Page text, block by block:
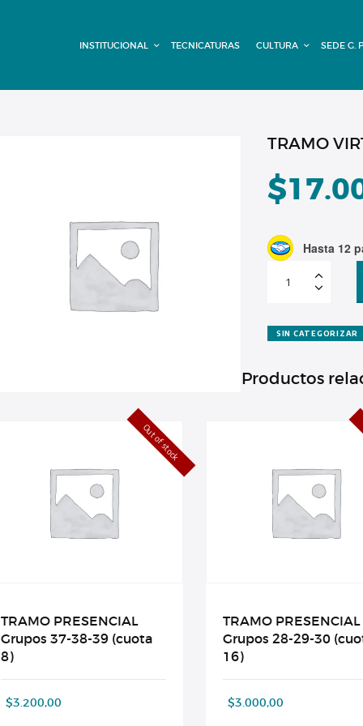
INSTITUCIONAL TECNICATURAS CULTURA SEDE G.
DOMÍNICO
CONTACTO
TRAMO
$
Hasta 12
VIRTUAL
CUOTA
SIN CATEGORIZAR
Productos
Out of stock
TRAMO PRESENCIAL
Grupos 37-38-39 (cuota
8)
$3.200,00
TRAMO PRESENCIAL
Grupos 28-29-30
16)
$3.000,00